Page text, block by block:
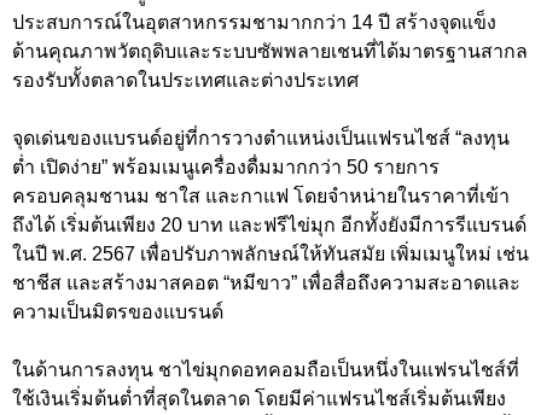
ประสบการณ์ในอุตสาหกรรมชามากกว่า 14 ปี สร้างจุดแข็ง
ด้านคุณภาพวัตถุดิบและระบบซัพพลายเชนที่ได้มาตรฐานสากล
รองรับทั้งตลาดในประเทศและต่างประเทศ
จุดเด่นของแบรนด์อยู่ที่การวางตำแหน่งเป็นแฟรนไชส์ “ลงทุน
ต่ำ เปิดง่าย” พร้อมเมนูเครื่องดื่มมากกว่า 50 รายการ
ครอบคลุมชานม ชาใส และกาแฟ โดยจำหน่ายในราคาที่เข้า
ถึงได้ เริ่มต้นเพียง 20 บาท และฟรีไข่มุก อีกทั้งยังมีการรีแบรนด์
ในปี พ.ศ. 2567 เพื่อปรับภาพลักษณ์ให้ทันสมัย เพิ่มเมนูใหม่ เช่น
ชาชีส และสร้างมาสคอต “หมีขาว” เพื่อสื่อถึงความสะอาดและ
ความเป็นมิตรของแบรนด์
ในด้านการลงทุน ชาไข่มุกดอทคอมถือเป็นหนึ่งในแฟรนไชส์ที่
ใช้เงินเริ่มต้นต่ำที่สุดในตลาด โดยมีค่าแฟรนไชส์เริ่มต้นเพียง